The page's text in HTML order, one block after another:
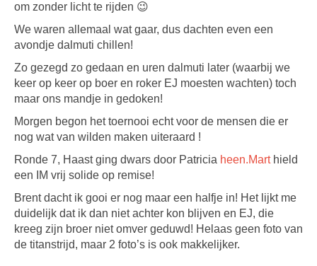
om zonder licht te rijden 😉
We waren allemaal wat gaar, dus dachten even een
avondje dalmuti chillen!
Zo gezegd zo gedaan en uren dalmuti later (waarbij we
keer op keer op boer en roker EJ moesten wachten) toch
maar ons mandje in gedoken!
Morgen begon het toernooi echt voor de mensen die er
nog wat van wilden maken uiteraard !
Ronde 7, Haast ging dwars door Patricia heen.Marthield
een IM vrij solide op remise!
Brent dacht ik gooi er nog maar een halfje in! Het lijkt me
duidelijk dat ik dan niet achter kon blijven en EJ, die
kreeg zijn broer niet omver geduwd! Helaas geen foto van
de titanstrijd, maar 2 foto’s is ook makkelijker.